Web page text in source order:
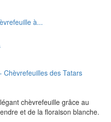
à...
chèvrefeuille grâce au
et de la floraison blanche.